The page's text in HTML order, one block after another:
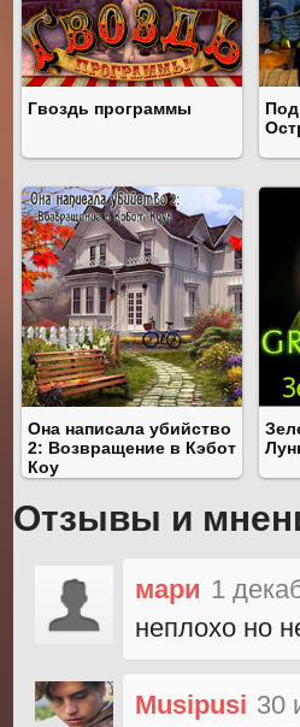
Гвоздь программы
Она написала убийство
2: Возвращение в Кэбот
Коу
Отзывы и
мари 1
неплохо но
Musipusi 30